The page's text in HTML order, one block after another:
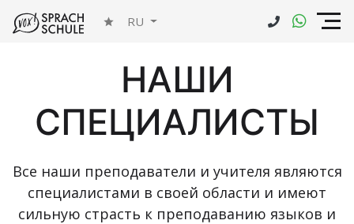
RU
НАШИ
СПЕЦИАЛИСТЫ
Все наши преподаватели и учителя являются
специалистами в своей области и имеют
сильную страсть к преподаванию языков и